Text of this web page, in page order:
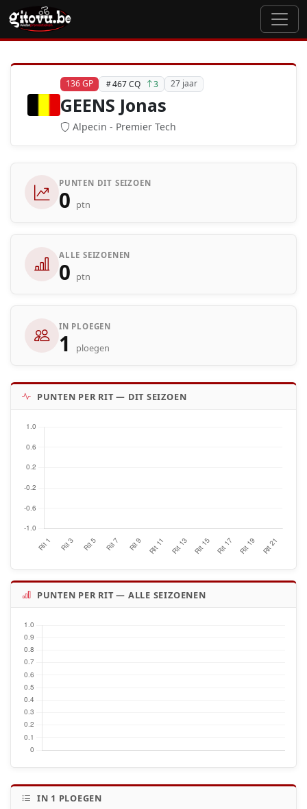
136 GP 467 CQ 3 27 jaar
GEENS Jonas
Alpecin - Premier Tech
PUNTEN DIT SEIZOEN
0 ptn
ALLE SEIZOENEN
0 ptn
IN PLOEGEN
1 ploegen
PUNTEN PER RIT — DIT SEIZOEN
PUNTEN PER RIT — ALLE SEIZOENEN
IN 1 PLOEGEN